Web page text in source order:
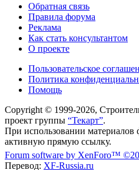
Обратная связь
Правила форума
Реклама
Как стать консультантом
О проекте
Пользовательское
Политика
Помощь
Copyright © 1999-2026,
проект группы “Текарт”.
При использовании материалов
активную прямую ссылку.
Forum software by XenForo™
Перевод: XF-Russia.ru